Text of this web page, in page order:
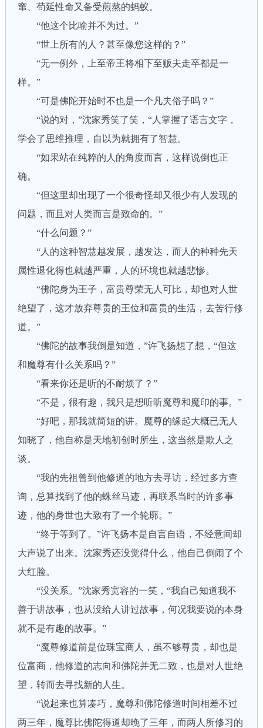
窜、苟延性命又备受煎熬的蚂蚁。
“他这个比喻并不为过。”
“世上所有的人？甚至像您这样的？”
“无一例外，上至帝王将相下至贩夫走卒都是一
样。”
“可是佛陀开始时不也是一个凡夫俗子吗？”
“说的对，”沈家秀笑了笑，“人掌握了语言文字，
学会了思维推理，自以为就拥有了智慧。
“如果站在纯粹的人的角度而言，这样说倒也正
确。
“但这里却出现了一个很奇怪却又很少有人发现的
问题，而且对人类而言是致命的。”
“什么问题？”
“人的这种智慧越发展，越发达，而人的种种先天
属性退化得也就越严重，人的环境也就越悲惨。
“佛陀身为王子，富贵尊荣无人可比，却也对人世
绝望了，这才放弃尊贵的王位和富贵的生活，去苦行修
道。”
“佛陀的故事我倒是知道，”许飞扬想了想，“但这
和魔尊有什么关系吗？”
“看来你还是听的不耐烦了？”
“不是，很有趣，我只是想听听魔尊和魔印的事。”
“好吧，那我就简短的讲。魔尊的缘起大概已无人
知晓了，他自称是天地初创时所生，这当然是欺人之
谈。
“我的先祖曾到他修道的地方去寻访，经过多方查
询，总算找到了他的蛛丝马迹，再联系当时的许多事
迹，他的身世也大致有了一个轮廓。”
“终于等到了。”许飞扬本是自言自语，不经意间却
大声说了出来。沈家秀还没觉得什么，他自己倒闹了个
大红脸。
“没关系。”沈家秀宽容的一笑，“我自己知道我不
善于讲故事，也从没给人讲过故事，何况我要说的本身
就不是有趣的故事。”
“魔尊修道前是位珠宝商人，虽不够尊贵，却也是
位富商，他修道的志向和佛陀并无二致，也是对人世绝
望，转而去寻找新的人生。
“说起来也算凑巧，魔尊和佛陀修道时间相差不过
两三年，魔尊比佛陀得道却晚了三年，而两人所修习的